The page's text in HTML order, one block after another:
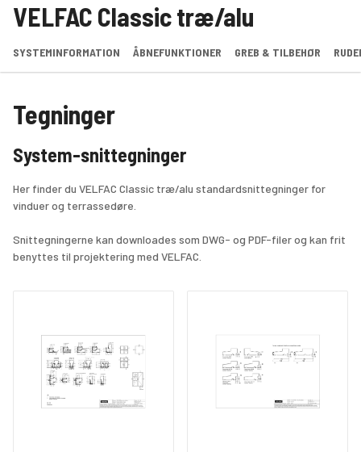
VELFAC Classic træ/alu
SYSTEMINFORMATION ÅBNEFUNKTIONER GREB & TILBEHØR
Tegninger
System-snittegninger
Her finder du VELFAC Classic træ/alu standardsnittegninger for
vinduer og terrassedøre.
Snittegningerne kan downloades som DWG- og PDF-filer og kan frit
benyttes til projektering med VELFAC.